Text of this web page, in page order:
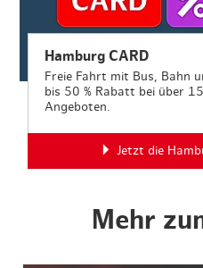
Hamburg CARD
Freie Fahrt mit Bus, Bahn
bis 50 % Rabatt bei über
Angeboten.
Jetzt die
Mehr